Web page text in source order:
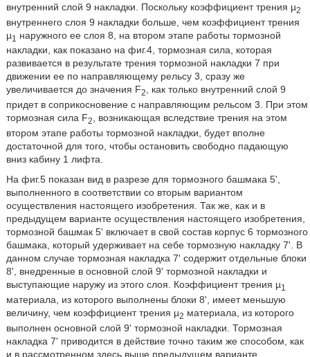
внутренний слой 9 накладки. Поскольку коэффициент трения µ2
внутреннего слоя 9 накладки больше, чем коэффициент трения
µ1
наружного ее слоя 8, на втором этапе работы тормозной
накладки, как показано на фиг.4, тормозная сила, которая
развивается в результате трения тормозной накладки 7 при
движении ее по направляющему рельсу 3, сразу же
увеличивается до значения F2, как только внутренний слой 9
придет в соприкосновение с направляющим рельсом 3. При этом
тормозная сила F2
, возникающая вследствие трения на этом
втором этапе работы тормозной накладки, будет вполне
достаточной для того, чтобы остановить свободно падающую
вниз кабину 1 лифта.
На фиг.5 показан вид в разрезе для тормозного башмака 5',
выполненного в соответствии со вторым вариантом
осуществления настоящего изобретения. Так же, как и в
предыдущем варианте осуществления настоящего изобретения,
тормозной башмак 5' включает в свой состав корпус 6 тормозного
башмака, который удерживает на себе тормозную накладку 7'. В
данном случае тормозная накладка 7' содержит отдельные блоки
8', внедренные в основной слой 9' тормозной накладки и
выступающие наружу из этого слоя. Коэффициент трения µ1
материала, из которого выполнены блоки 8', имеет меньшую
величину, чем коэффициент трения µ2 материала, из которого
выполнен основной слой 9' тормозной накладки. Тормозная
накладка 7' приводится в действие точно таким же способом, как
и в рассмотренном здесь выше предыдущем варианте